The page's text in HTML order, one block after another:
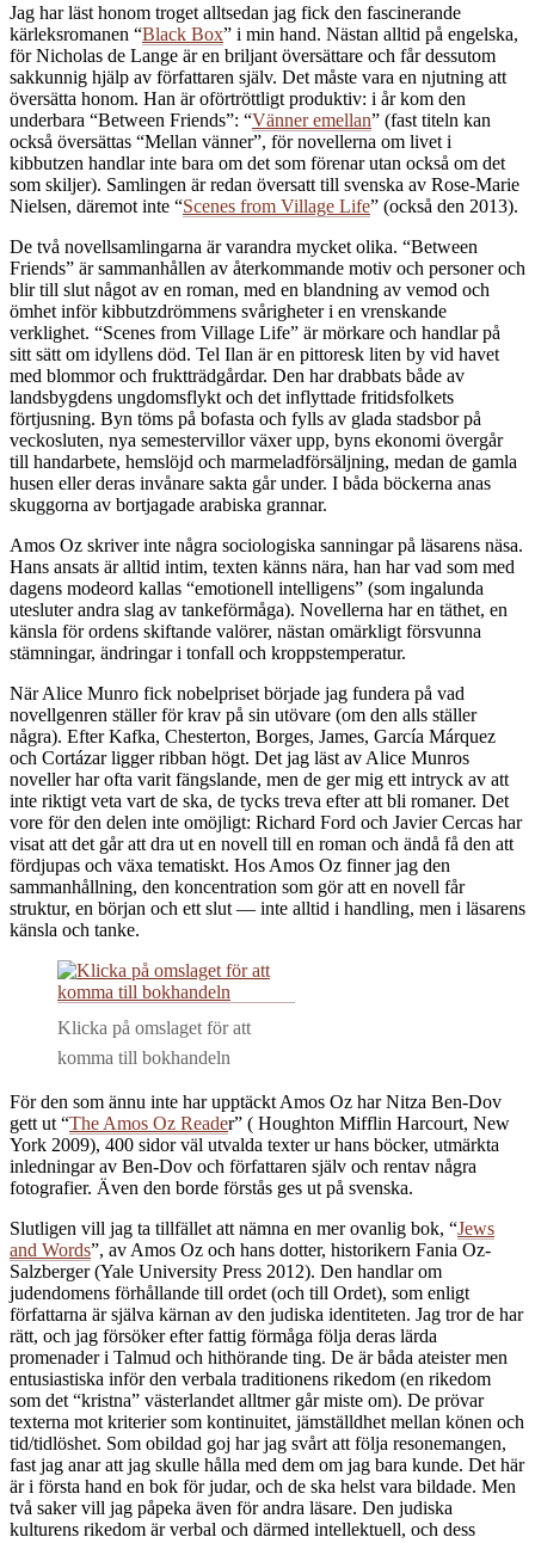
Jag har läst honom troget alltsedan jag fick den fascinerande
kärleksromanen “Black Box” i min hand. Nästan alltid på engelska,
för Nicholas de Lange är en briljant översättare och får dessutom
sakkunnig hjälp av författaren själv. Det måste vara en njutning att
översätta honom. Han är oförtröttligt produktiv: i år kom den
underbara “Between Friends”: “Vänner emellan” (fast titeln kan
också översättas “Mellan vänner”, för novellerna om livet i
kibbutzen handlar inte bara om det som förenar utan också om det
som skiljer). Samlingen är redan översatt till svenska av Rose-Marie
Nielsen, däremot inte “Scenes from Village Life” (också den 2013).
De två novellsamlingarna är varandra mycket olika. “Between
Friends” är sammanhållen av återkommande motiv och personer och
blir till slut något av en roman, med en blandning av vemod och
ömhet inför kibbutzdrömmens svårigheter i en vrenskande
verklighet. “Scenes from Village Life” är mörkare och handlar på
sitt sätt om idyllens död. Tel Ilan är en pittoresk liten by vid havet
med blommor och fruktträdgårdar. Den har drabbats både av
landsbygdens ungdomsflykt och det inflyttade fritidsfolkets
förtjusning. Byn töms på bofasta och fylls av glada stadsbor på
veckosluten, nya semestervillor växer upp, byns ekonomi övergår
till handarbete, hemslöjd och marmeladförsäljning, medan de gamla
husen eller deras invånare sakta går under. I båda böckerna anas
skuggorna av bortjagade arabiska grannar.
Amos Oz skriver inte några sociologiska sanningar på läsarens näsa.
Hans ansats är alltid intim, texten känns nära, han har vad som med
dagens modeord kallas “emotionell intelligens” (som ingalunda
utesluter andra slag av tankeförmåga). Novellerna har en täthet, en
känsla för ordens skiftande valörer, nästan omärkligt försvunna
stämningar, ändringar i tonfall och kroppstemperatur.
När Alice Munro fick nobelpriset började jag fundera på vad
novellgenren ställer för krav på sin utövare (om den alls ställer
några). Efter Kafka, Chesterton, Borges, James, García Márquez
och Cortázar ligger ribban högt. Det jag läst av Alice Munros
noveller har ofta varit fängslande, men de ger mig ett intryck av att
inte riktigt veta vart de ska, de tycks treva efter att bli romaner. Det
vore för den delen inte omöjligt: Richard Ford och Javier Cercas har
visat att det går att dra ut en novell till en roman och ändå få den att
fördjupas och växa tematiskt. Hos Amos Oz finner jag den
sammanhållning, den koncentration som gör att en novell får
struktur, en början och ett slut — inte alltid i handling, men i läsarens
känsla och tanke.
Klicka på omslaget för att
komma till bokhandeln
För den som ännu inte har upptäckt Amos Oz har Nitza Ben-Dov
gett ut “The Amos Oz Reader” ( Houghton Mifflin Harcourt, New
York 2009), 400 sidor väl utvalda texter ur hans böcker, utmärkta
inledningar av Ben-Dov och författaren själv och rentav några
fotografier. Även den borde förstås ges ut på svenska.
Slutligen vill jag ta tillfället att nämna en mer ovanlig bok, “Jews
and Words”, av Amos Oz och hans dotter, historikern Fania Oz-
Salzberger (Yale University Press 2012). Den handlar om
judendomens förhållande till ordet (och till Ordet), som enligt
författarna är själva kärnan av den judiska identiteten. Jag tror de har
rätt, och jag försöker efter fattig förmåga följa deras lärda
promenader i Talmud och hithörande ting. De är båda ateister men
entusiastiska inför den verbala traditionens rikedom (en rikedom
som det “kristna” västerlandet alltmer går miste om). De prövar
texterna mot kriterier som kontinuitet, jämställdhet mellan könen och
tid/tidlöshet. Som obildad goj har jag svårt att följa resonemangen,
fast jag anar att jag skulle hålla med dem om jag bara kunde. Det här
är i första hand en bok för judar, och de ska helst vara bildade. Men
två saker vill jag påpeka även för andra läsare. Den judiska
kulturens rikedom är verbal och därmed intellektuell, och dess